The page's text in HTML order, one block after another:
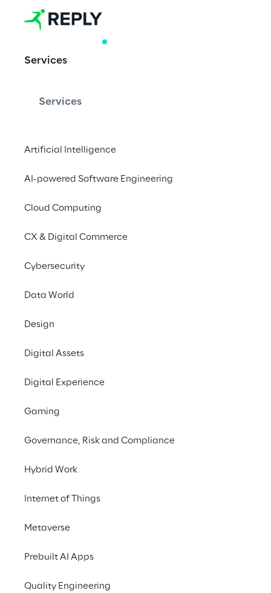
Services
Services
Artificial Intelligence
AI-powered Software Engineering
Cloud Computing
CX & Digital Commerce
Cybersecurity
Data World
Design
Digital Assets
Digital Experience
Gaming
Governance, Risk and Compliance
Hybrid Work
Internet of Things
Metaverse
Prebuilt AI Apps
Quality Engineering
tendências
Aprofunde os
dinheiro,